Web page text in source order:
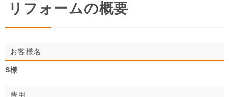
リフォームの概要
お客様名
S様
費用